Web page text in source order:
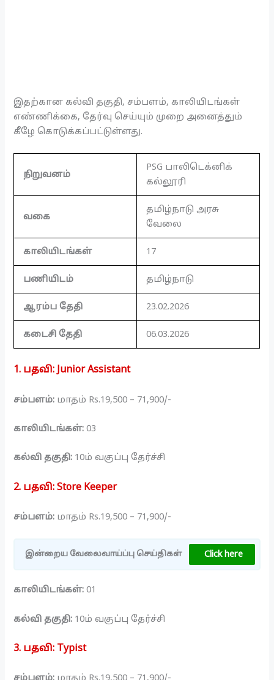
இதற்கான கல்வி தகுதி, சம்பளம், காலியிடங்கள்
எண்ணிக்கை, தேர்வு செய்யும் முறை அனைத்தும்
கீழே கொடுக்கப்பட்டுள்ளது.
நிறுவனம்
PSG பாலிடெக்னிக்
கல்லூரி
வகை
தமிழ்நாடு அரசு
வேலை
காலியிடங்கள் 17
பணியிடம் தமிழ்நாடு
ஆரம்ப தேதி 23.02.2026
கடைசி தேதி 06.03.2026
1. பதவி:Junior Assistant
சம்பளம்: மாதம் Rs.19,500 – 71,900/-
காலியிடங்கள்: 03
கல்வி தகுதி: 10ம் வகுப்பு தேர்ச்சி
2. பதவி:Store Keeper
சம்பளம்: மாதம் Rs.19,500 – 71,900/-
இன்றைய வேலைவாய்ப்பு செய்திகள் Click here
காலியிடங்கள்: 01
கல்வி தகுதி: 10ம் வகுப்பு தேர்ச்சி
3. பதவி: Typist